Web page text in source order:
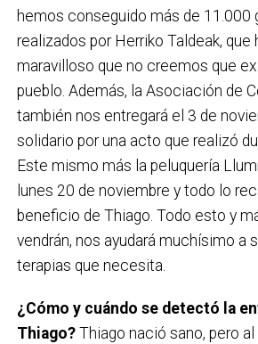
hemos conseguido más de 11.000
realizados por Herriko Taldeak, que
maravilloso que no creemos que
pueblo. Además, la Asociación de
también nos entregará el 3 de
solidario por una acto que realizó
Este mismo más la peluquería
lunes 20 de noviembre y todo lo
beneficio de Thiago. Todo esto y
vendrán, nos ayudará muchísimo a
terapias que necesita.
¿Cómo y cuándo se detectó la
Thiago? Thiago nació sano, pero